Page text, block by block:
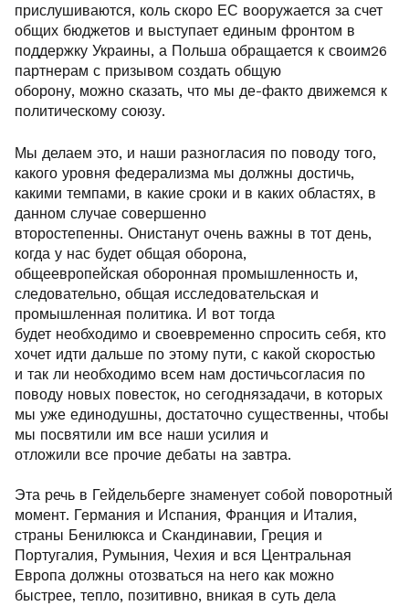
прислушиваются, коль скоро ЕС вооружается за счет
общих бюджетов и выступает единым фронтом в
поддержку Украины, а Польша обращается к своим26
партнерам с призывом создать общую
оборону, можно сказать, что мы де-факто движемся к
политическому союзу.
Мы делаем это, и наши разногласия по поводу того,
какого уровня федерализма мы должны достичь,
какими темпами, в какие сроки и в каких областях, в
данном случае совершенно
второстепенны. Онистанут очень важны в тот день,
когда у нас будет общая оборона,
общеевропейская оборонная промышленность и,
следовательно, общая исследовательская и
промышленная политика. И вот тогда
будет необходимо и своевременно спросить себя, кто
хочет идти дальше по этому пути, с какой скоростью
и так ли необходимо всем нам достичьсогласия по
поводу новых повесток, но сегоднязадачи, в которых
мы уже единодушны, достаточно существенны, чтобы
мы посвятили им все наши усилия и
отложили все прочие дебаты на завтра.
Эта речь в Гейдельберге знаменует собой поворотный
момент. Германия и Испания, Франция и Италия,
страны Бенилюкса и Скандинавии, Греция и
Португалия, Румыния, Чехия и вся Центральная
Европа должны отозваться на него как можно
быстрее, тепло, позитивно, вникая в суть дела